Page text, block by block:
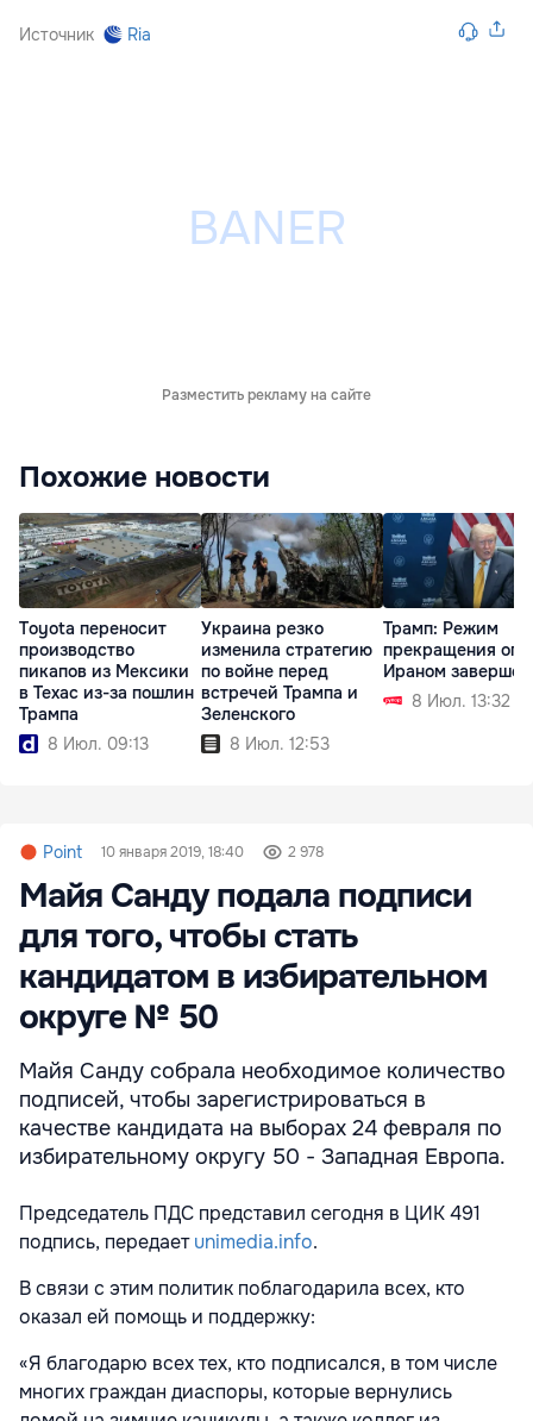
Источник Ria
Разместить рекламу на сайте
Похожие новости
Toyota переносит
производство
пикапов из Мексики
в Техас из-за пошлин
Трампа
8 Июл. 09:13
Украина резко
изменила стратегию
по войне перед
встречей Трампа и
Зеленского
8 Июл. 12:53
Трамп: Режим
прекращения
Ираном завершен
8 Июл. 13:32
Point 10 января 2019, 18:40 2 978
Майя Санду подала подписи
для того, чтобы стать
кандидатом в избирательном
округе № 50
Майя Санду собрала необходимое количество
подписей, чтобы зарегистрироваться в
качестве кандидата на выборах 24 февраля по
избирательному округу 50 - Западная Европа.
Председатель ПДС представил сегодня в ЦИК 491
подпись, передаетunimedia.info.
В связи с этим политик поблагодарила всех, кто
оказал ей помощь и поддержку:
«Я благодарю всех тех, кто подписался, в том числе
многих граждан диаспоры, которые вернулись